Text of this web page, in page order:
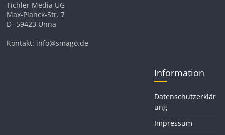
Tichler Media UG
Max-Planck-Str. 7
D- 59423 Unna
Kontakt: info@smago.de
Information
Datenschutzerklär
ung
Impressum